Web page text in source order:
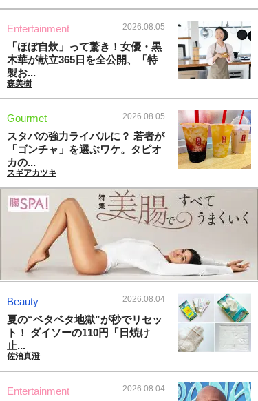
Entertainment 2026.08.05
「ほぼ自炊」って驚き！女優・黒
木華が献立365日を全公開、「特
製お...
森美樹
Gourmet 2026.08.05
スタバの強力ライバルに？ 若者が
「ゴンチャ」を選ぶワケ。タピオ
カの...
スギアカツキ
Beauty 2026.08.04
夏の“ベタベタ地獄”が秒でリセッ
ト！ ダイソーの110円「日焼け
止...
佐治真澄
Entertainment 2026.08.04